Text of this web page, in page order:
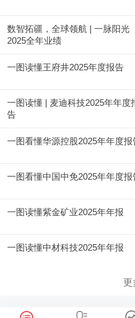
数智拓疆，全球领航 | 一脉阳光
2025全年业绩
一图读懂王府井2025年度报告
一图读懂 | 麦迪科技2025年年度
告
一图看懂华源控股2025年年度报
一图看懂中国中免2025年年度报
一图读懂紫金矿业2025年年报
一图读懂中材科技2025年年报
更